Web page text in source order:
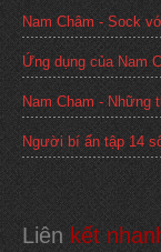
Nam Châm - Sock
Ứng dụng của Nam
Nam Cham - Những
Người bí ẩn tập 14
Liên kết